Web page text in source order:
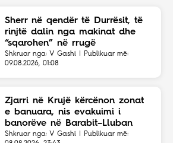
Sherr në qendër të Durrësit, të
rinjtë dalin nga makinat dhe
“sqarohen” në rrugë
Shkruar nga: V Gashi | Publikuar më:
09.08.2026, 01:08
Zjarri në Krujë kërcënon zonat
e banuara, nis evakuimi i
banorëve në Barabit–Lluban
Shkruar nga: V Gashi | Publikuar më: